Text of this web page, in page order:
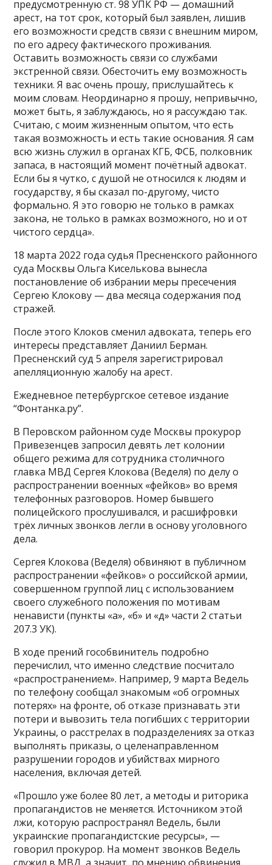
предусмотренную ст. 98 УПК РФ — домашний
арест, на тот срок, который был заявлен, лишив
его возможности средств связи с внешним миром,
по его адресу фактического проживания.
Оставить возможность связи со службами
экстренной связи. Обесточить ему возможность
техники. Я вас очень прошу, прислушайтесь к
моим словам. Неординарно я прошу, непривычно,
может быть, я заблуждаюсь, но я рассуждаю так.
Считаю, с моим жизненным опытом, что есть
такая возможность и есть такие основания. Я сам
всю жизнь служил в органах КГБ, ФСБ, полковник
запаса, в настоящий момент почётный адвокат.
Если бы я чутко, с душой не относился к людям и
государству, я бы сказал по-другому, чисто
формально. Я это говорю не только в рамках
закона, не только в рамках возможного, но и от
чистого сердца».
18 марта 2022 года судья Пресненского районного
суда Москвы Ольга Киселькова вынесла
постановление об избрании меры пресечения
Сергею Клокову — два месяца содержания под
стражей.
После этого Клоков сменил адвоката, теперь его
интересы представляет Даниил Берман.
Пресненский суд 5 апреля зарегистрировал
апелляционную жалобу на арест.
Ежедневное петербургcкое сетевое издание
“Фонтанка.ру”.
В Перовском районном суде Москвы прокурор
Привезенцев запросил девять лет колонии
общего режима для сотрудника столичного
главка МВД Сергея Клокова (Веделя) по делу о
распространении военных «фейков» во время
телефонных разговоров. Номер бывшего
полицейского прослушивался, и расшифровки
трёх личных звонков легли в основу уголовного
дела.
Сергея Клокова (Веделя) обвиняют в публичном
распространении «фейков» о российской армии,
совершенном группой лиц с использованием
своего служебного положения по мотивам
ненависти (пункты «а», «б» и «д» части 2 статьи
207.3 УК).
В ходе прений гособвинитель подробно
перечислил, что именно следствие посчитало
«распространением». Например, 9 марта Ведель
по телефону сообщал знакомым «об огромных
потерях» на фронте, об отказе признавать эти
потери и вывозить тела погибших с территории
Украины, о расстрелах в подразделениях за отказ
выполнять приказы, о целенаправленном
разрушении городов и убийствах мирного
населения, включая детей.
«Прошло уже более 80 лет, а методы и риторика
пропагандистов не меняется. Источником этой
лжи, которую распространял Ведель, были
украинские пропагандистские ресурсы», —
говорил прокурор. На момент звонков Ведель